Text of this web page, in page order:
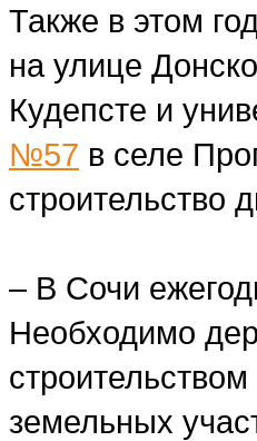
Также в этом
на улице
Кудепсте и
№57 в селе
строительство
– В Сочи
Необходимо
земельных